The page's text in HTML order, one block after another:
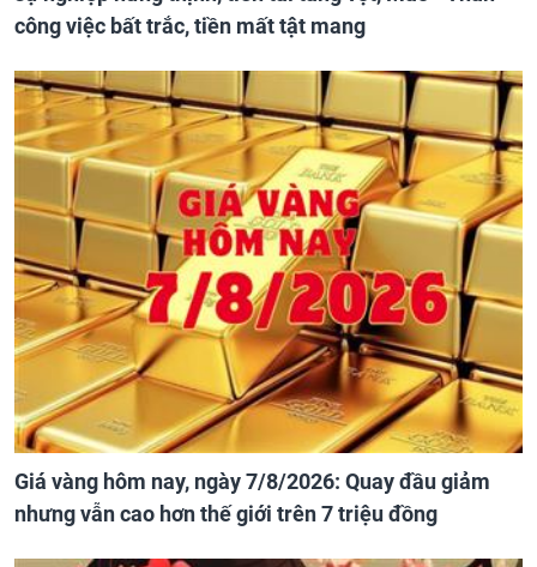
công việc bất trắc, tiền mất tật mang
Giá vàng hôm nay, ngày 7/8/2026: Quay đầu giảm
nhưng vẫn cao hơn thế giới trên 7 triệu đồng